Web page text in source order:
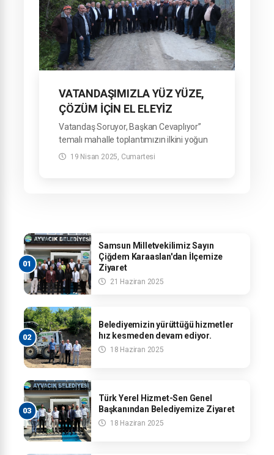
VATANDAŞIMIZLA YÜZ YÜZE,
ÇÖZÜM İÇİN EL ELEYİZ
Vatandaş Soruyor, Başkan Cevaplıyor”
temalı mahalle toplantımızın ilkini yoğun
katılımla gerçekleştirdik.
19 Nisan 2025, Cumartesi
Samsun Milletvekilimiz Sayın
Çiğdem Karaaslan'dan İlçemize
Ziyaret
21 Haziran 2025
Belediyemizin yürüttüğü hizmetler
hız kesmeden devam ediyor.
18 Haziran 2025
Türk Yerel Hizmet-Sen Genel
Başkanından Belediyemize Ziyaret
18 Haziran 2025